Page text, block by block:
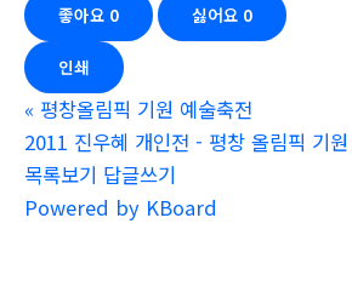
좋아요 0 싫어요 0
인쇄
« 평창올림픽 기원 예술축전
2011 진우혜 개인전 - 평창 올림픽 기
목록보기 답글쓰기
Powered by KBoard